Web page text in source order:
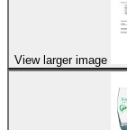
View larger image